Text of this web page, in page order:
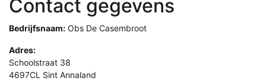
Contact gegevens
Bedrijfsnaam: Obs De Casembroot
Adres:
Schoolstraat 38
4697CL Sint Annaland